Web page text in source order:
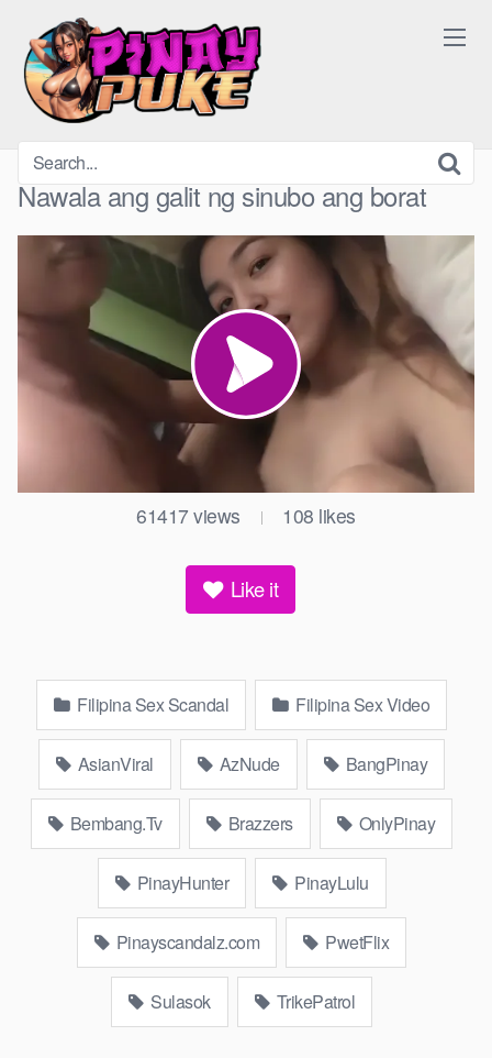
content
Nawala ang galit ng sinubo ang borat
61417 views | 108 likes
Like it
Filipina Sex Scandal Filipina Sex Video
AsianViral AzNude BangPinay
Bembang.Tv Brazzers OnlyPinay
PinayHunter PinayLulu
Pinayscandalz.com PwetFlix
Sulasok TrikePatrol